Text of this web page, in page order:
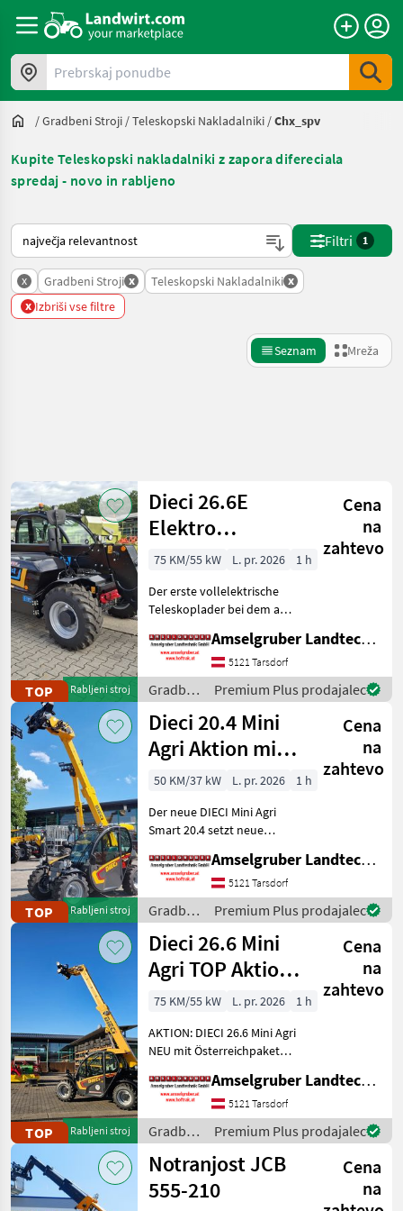
Prebrskaj ponudbe
/Gradbeni Stroji /Teleskopski Nakladalniki /Chx_spv
Kupite Teleskopski nakladalniki z zapora difereciala
spredaj - novo in rabljeno
Tako je razvrščeno na Landwirt.com
Filtri 1
x Gradbeni Stroji x Teleskopski Nakladalniki x
x Izbriši vse filtre
Seznam Mreža
Kategorija 3 Država Filtri
TRENUTNA
POT
Gradbena
tehnika
Gradbeni
Stroji
Teleskopski
Nakladalniki
IZBERITE
KATEGORIJO
Dieci
JCB
39
Kramer
12
Claas
11
Bobcat
vse
(16)
MARKETPLACE
Marketplace
Ponudbe
trgovcev
Mali
oglasi
Ponastavi
Prikaži
rezultatov
TOP Rabljeni stroj
Dieci 26.6E
Elektro
Teleskoplader
Österreichpaket
Cena
na
zahtevo
75 KM/55 kW L. pr. 2026
1 h
Der erste vollelektrische
Teleskoplader bei dem an
wurde - MADE BY DIECI!
AKTION: DIECI 26.6 E
Elektro Mini Agri NEU mit
Österreichpaket (TOP
Amselgruber Landtechnik GmbH
5121 Tarsdorf
Gradbeni
stroji /
Dieci
Premium Plus prodajalec
TOP Rabljeni stroj
Dieci 20.4 Mini
Agri Aktion mit
Österreichpaket
Cena
na
zahtevo
50 KM/37 kW L. pr. 2026
1 h
Der neue DIECI Mini Agri
Smart 20.4 setzt neue
Teleskopladermarkt. Stufe
5 Motor - -Größte Kabine
(Baugleich vom Modell 26.6
Mini Agri) -50
Amselgruber Landtechnik GmbH
5121 Tarsdorf
Gradbeni
stroji /
Dieci
Premium Plus prodajalec
TOP Rabljeni stroj
Dieci 26.6 Mini
Agri TOP Aktion
mit
Österreichpaket
Cena
na
zahtevo
75 KM/55 kW L. pr. 2026
1 h
AKTION: DIECI 26.6 Mini Agri
NEU mit Österreichpaket
Kg Traglast -578cm
Hubhöhe
Werkzeugunterkante -Unter
200cm Bauhöhe -75 PS 4
Zylind
Amselgruber Landtechnik GmbH
5121 Tarsdorf
Gradbeni
stroji /
Dieci
Premium Plus prodajalec
Notranjost JCB
555-210
Cena
na